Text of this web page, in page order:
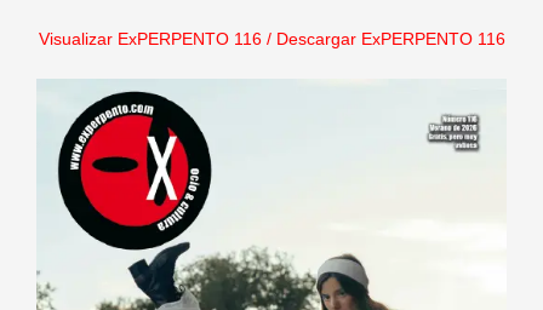
Visualizar ExPERPENTO 116/ Descargar ExPERPENTO 116